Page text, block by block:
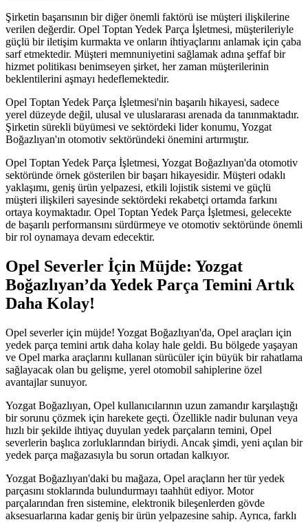
Şirketin başarısının bir diğer önemli faktörü ise müşteri ilişkilerine
verilen değerdir. Opel Toptan Yedek Parça İşletmesi, müşterileriyle
güçlü bir iletişim kurmakta ve onların ihtiyaçlarını anlamak için çaba
sarf etmektedir. Müşteri memnuniyetini sağlamak adına şeffaf bir
hizmet politikası benimseyen şirket, her zaman müşterilerinin
beklentilerini aşmayı hedeflemektedir.
Opel Toptan Yedek Parça İşletmesi'nin başarılı hikayesi, sadece
yerel düzeyde değil, ulusal ve uluslararası arenada da tanınmaktadır.
Şirketin sürekli büyümesi ve sektördeki lider konumu, Yozgat
Boğazlıyan'ın otomotiv sektöründeki önemini artırmıştır.
Opel Toptan Yedek Parça İşletmesi, Yozgat Boğazlıyan'da otomotiv
sektöründe örnek gösterilen bir başarı hikayesidir. Müşteri odaklı
yaklaşımı, geniş ürün yelpazesi, etkili lojistik sistemi ve güçlü
müşteri ilişkileri sayesinde sektördeki rekabetçi ortamda farkını
ortaya koymaktadır. Opel Toptan Yedek Parça İşletmesi, gelecekte
de başarılı performansını sürdürmeye ve otomotiv sektöründe önemli
bir rol oynamaya devam edecektir.
Opel Severler İçin Müjde: Yozgat
Boğazlıyan’da Yedek Parça Temini Artık
Daha Kolay!
Opel severler için müjde! Yozgat Boğazlıyan'da, Opel araçları için
yedek parça temini artık daha kolay hale geldi. Bu bölgede yaşayan
ve Opel marka araçlarını kullanan sürücüler için büyük bir rahatlama
sağlayacak olan bu gelişme, yerel otomobil sahiplerine özel
avantajlar sunuyor.
Yozgat Boğazlıyan, Opel kullanıcılarının uzun zamandır karşılaştığı
bir sorunu çözmek için harekete geçti. Özellikle nadir bulunan veya
hızlı bir şekilde ihtiyaç duyulan yedek parçaların temini, Opel
severlerin başlıca zorluklarından biriydi. Ancak şimdi, yeni açılan bir
yedek parça mağazasıyla bu sorun ortadan kalkıyor.
Yozgat Boğazlıyan'daki bu mağaza, Opel araçların her tür yedek
parçasını stoklarında bulundurmayı taahhüt ediyor. Motor
parçalarından fren sistemine, elektronik bileşenlerden gövde
aksesuarlarına kadar geniş bir ürün yelpazesine sahip. Ayrıca, farklı